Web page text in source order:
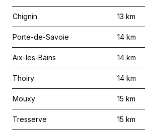
Chignin 13 km
Porte-de-Savoie 14 km
Aix-les-Bains 14 km
Thoiry 14 km
Mouxy 15 km
Tresserve 15 km